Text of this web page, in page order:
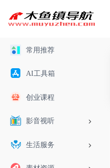
常用推荐
AI工具箱
创业课程
影音视听
生活服务